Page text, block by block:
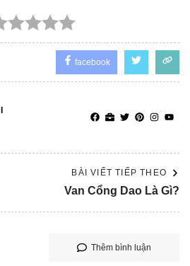
facebook
BÀI VIẾT TIẾP THEO
Van Cổng Dao Là Gì?
Thêm bình luận